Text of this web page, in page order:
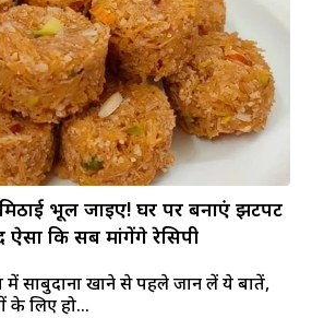
मिठाई भूल जाइए! घर पर बनाएं झटपट
ऐसा कि सब मांगेंगे रेसिपी
में साबुदाना खाने से पहले जान लें ये बातें,
के लिए हो...